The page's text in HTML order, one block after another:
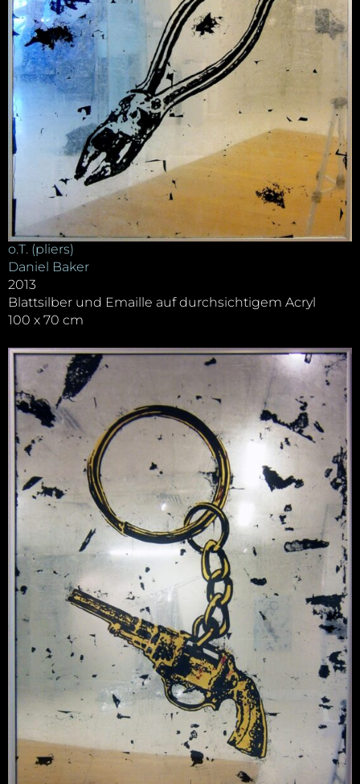
o.T. (pliers)
Daniel Baker
2013
Blattsilber und Emaille auf durchsichtigem Acryl
100 x 70 cm